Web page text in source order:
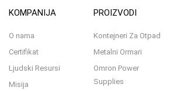
KOMPANIJA
O nama
Certifikat
Ljudski Resursi
Misija
PROIZVODI
Kontejneri Za Otpad
Metalni Ormari
Omron Power
Supplies